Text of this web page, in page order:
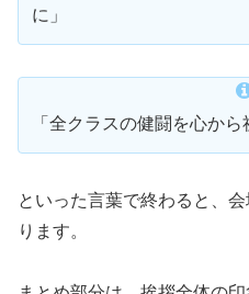
に」
「全クラスの健闘を心から
といった言葉で終わると、
ります。